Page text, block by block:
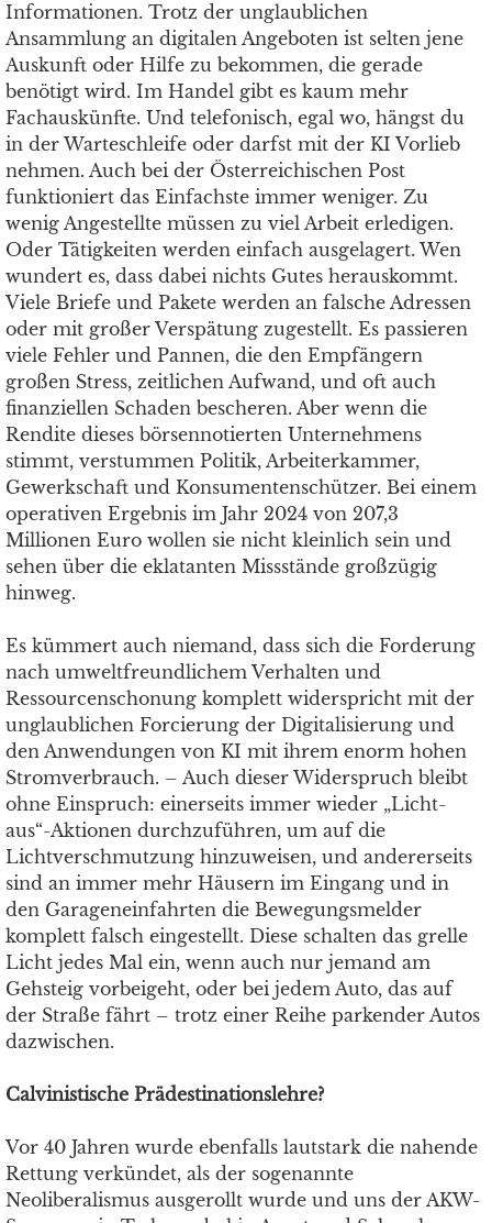
Informationen. Trotz der unglaublichen
Ansammlung an digitalen Angeboten ist selten jene
Auskunft oder Hilfe zu bekommen, die gerade
benötigt wird. Im Handel gibt es kaum mehr
Fachauskünfte. Und telefonisch, egal wo, hängst du
in der Warteschleife oder darfst mit der KI Vorlieb
nehmen. Auch bei der Österreichischen Post
funktioniert das Einfachste immer weniger. Zu
wenig Angestellte müssen zu viel Arbeit erledigen.
Oder Tätigkeiten werden einfach ausgelagert. Wen
wundert es, dass dabei nichts Gutes herauskommt.
Viele Briefe und Pakete werden an falsche Adressen
oder mit großer Verspätung zugestellt. Es passieren
viele Fehler und Pannen, die den Empfängern
großen Stress, zeitlichen Aufwand, und oft auch
finanziellen Schaden bescheren. Aber wenn die
Rendite dieses börsennotierten Unternehmens
stimmt, verstummen Politik, Arbeiterkammer,
Gewerkschaft und Konsumentenschützer. Bei einem
operativen Ergebnis im Jahr 2024 von 207,3
Millionen Euro wollen sie nicht kleinlich sein und
sehen über die eklatanten Missstände großzügig
hinweg.
Es kümmert auch niemand, dass sich die Forderung
nach umweltfreundlichem Verhalten und
Ressourcenschonung komplett widerspricht mit der
unglaublichen Forcierung der Digitalisierung und
den Anwendungen von KI mit ihrem enorm hohen
Stromverbrauch. – Auch dieser Widerspruch bleibt
ohne Einspruch: einerseits immer wieder „Licht-
aus“-Aktionen durchzuführen, um auf die
Lichtverschmutzung hinzuweisen, und andererseits
sind an immer mehr Häusern im Eingang und in
den Garageneinfahrten die Bewegungsmelder
komplett falsch eingestellt. Diese schalten das grelle
Licht jedes Mal ein, wenn auch nur jemand am
Gehsteig vorbeigeht, oder bei jedem Auto, das auf
der Straße fährt – trotz einer Reihe parkender Autos
dazwischen.
Calvinistische Prädestinationslehre?
Vor 40 Jahren wurde ebenfalls lautstark die nahende
Rettung verkündet, als der sogenannte
Neoliberalismus ausgerollt wurde und uns der AKW-